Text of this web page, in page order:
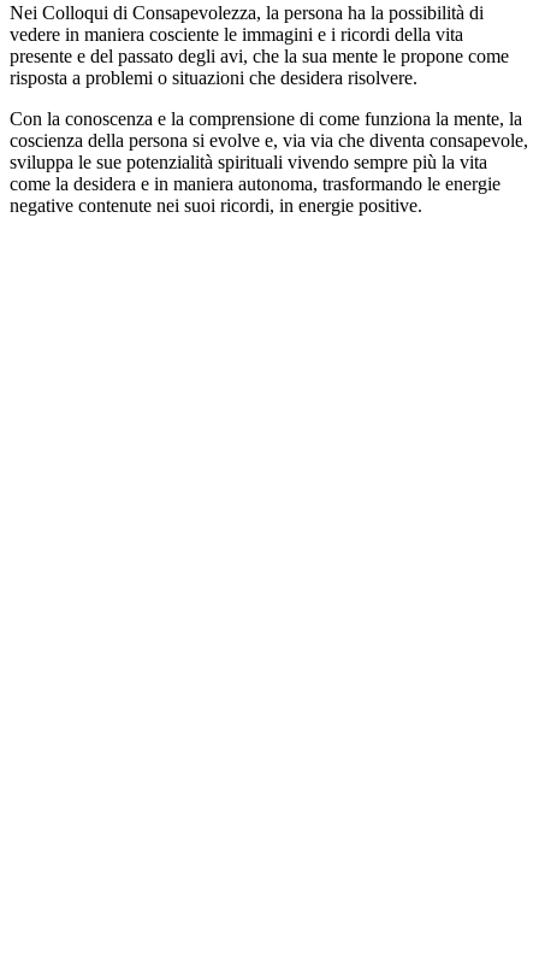
Nei Colloqui di Consapevolezza, la persona ha la possibilità di
vedere in maniera cosciente le immagini e i ricordi della vita
presente e del passato degli avi, che la sua mente le propone come
risposta a problemi o situazioni che desidera risolvere.
Con la conoscenza e la comprensione di come funziona la mente, la
coscienza della persona si evolve e, via via che diventa consapevole,
sviluppa le sue potenzialità spirituali vivendo sempre più la vita
come la desidera e in maniera autonoma, trasformando le energie
negative contenute nei suoi ricordi, in energie positive.